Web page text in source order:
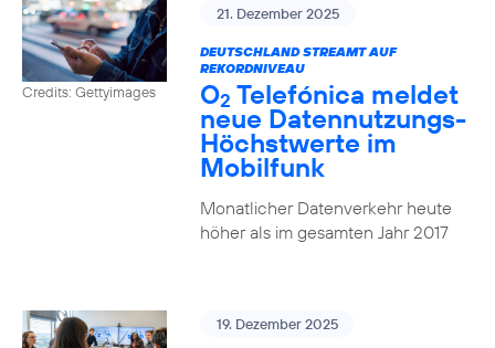
Credits: Gettyimages
21. Dezember 2025
DEUTSCHLAND STREAMT AUF
REKORDNIVEAU
O2 Telefónica meldet
neue Datennutzungs-
Höchstwerte im
Mobilfunk
Monatlicher Datenverkehr heute
höher als im gesamten Jahr 2017
19. Dezember 2025